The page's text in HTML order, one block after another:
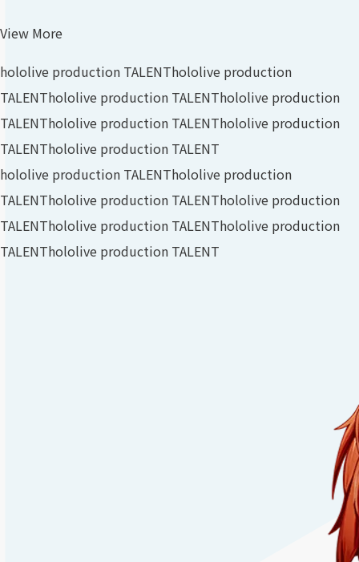
View More
hololive production TALENThololive production
TALENThololive production TALENThololive production
TALENThololive production TALENThololive production
TALENThololive production TALENT
hololive production TALENThololive production
TALENThololive production TALENThololive production
TALENThololive production TALENThololive production
TALENThololive production TALENT